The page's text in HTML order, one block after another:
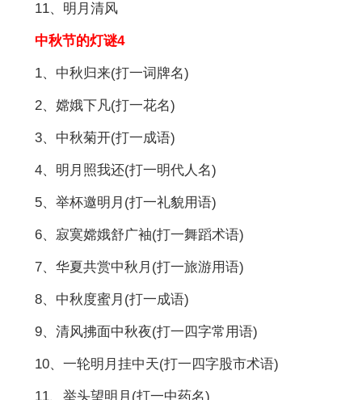
11、明月清风
中秋节的灯谜4
1、中秋归来(打一词牌名)
2、嫦娥下凡(打一花名)
3、中秋菊开(打一成语)
4、明月照我还(打一明代人名)
5、举杯邀明月(打一礼貌用语)
6、寂寞嫦娥舒广袖(打一舞蹈术语)
7、华夏共赏中秋月(打一旅游用语)
8、中秋度蜜月(打一成语)
9、清风拂面中秋夜(打一四字常用语)
10、一轮明月挂中天(打一四字股市术语)
11、举头望明月(打一中药名)